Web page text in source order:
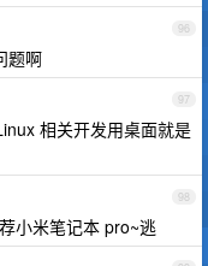
96
题啊
97
相关开发用桌面就是
98
小米笔记本 pro~逃